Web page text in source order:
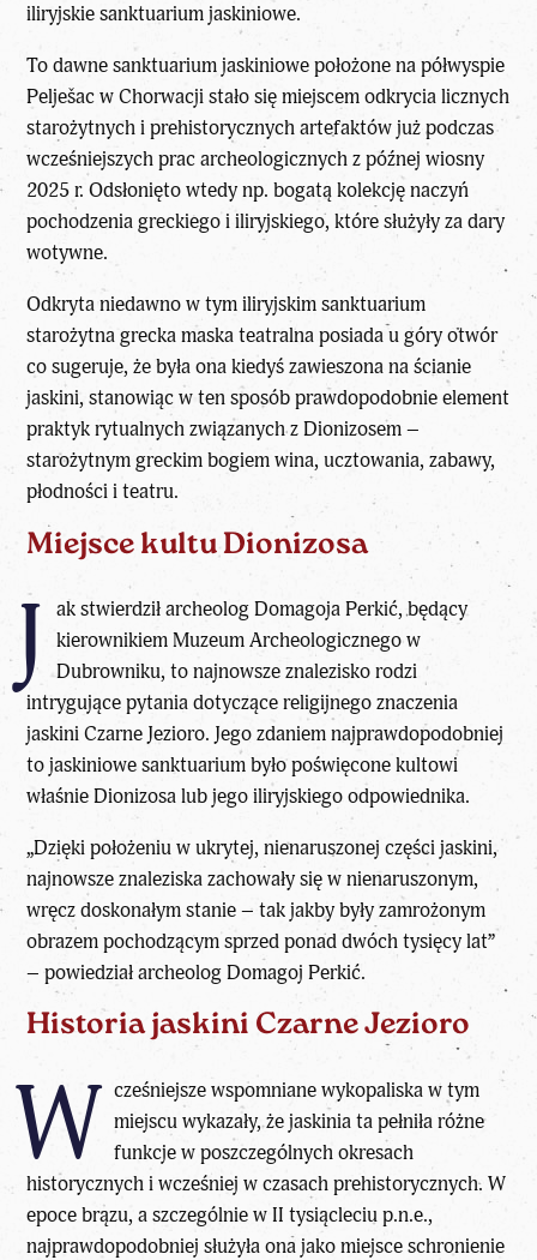
iliryjskie sanktuarium jaskiniowe.
To dawne sanktuarium jaskiniowe położone na półwyspie
Pelješac w Chorwacji stało się miejscem odkrycia licznych
starożytnych i prehistorycznych artefaktów już podczas
wcześniejszych prac archeologicznych z późnej wiosny
2025 r. Odsłonięto wtedy np. bogatą kolekcję naczyń
pochodzenia greckiegoi iliryjskiego, które służyły za dary
wotywne.
Odkryta niedawno w tym iliryjskim sanktuarium
starożytna grecka maska teatralna posiada u góry otwór
co sugeruje, że była ona kiedyś zawieszona na ścianie
jaskini, stanowiąc w ten sposób prawdopodobnie element
praktyk rytualnych związanych z Dionizosem –
starożytnym greckim bogiem wina, ucztowania, zabawy,
płodności i teatru.
Miejsce kultu Dionizosa
J
ak stwierdził archeolog Domagoja Perkić, będący
kierownikiem Muzeum Archeologicznego w
Dubrowniku, to najnowsze znalezisko rodzi
intrygujące pytania dotyczące religijnego znaczenia
jaskiniCzarne Jezioro. Jego zdaniem najprawdopodobniej
to jaskiniowe sanktuarium było poświęcone kultowi
właśnie Dionizosa lub jego iliryjskiego odpowiednika.
„Dzięki położeniu w ukrytej, nienaruszonej części jaskini,
najnowsze znaleziska zachowały się w nienaruszonym,
wręcz doskonałym stanie – tak jakby były zamrożonym
obrazem pochodzącym sprzed ponad dwóch tysięcy lat”
– powiedział archeolog Domagoj Perkić.
Historia jaskini Czarne Jezioro
W cześniejsze wspomnianewykopaliskaw tym
miejscu wykazały, że jaskinia ta pełniła różne
funkcje w poszczególnych okresach
historycznych i wcześniej w czasach prehistorycznych. W
epoce brązu, a szczególnie w II tysiącleciu p.n.e.,
najprawdopodobniej służyła ona jako miejsce schronienie